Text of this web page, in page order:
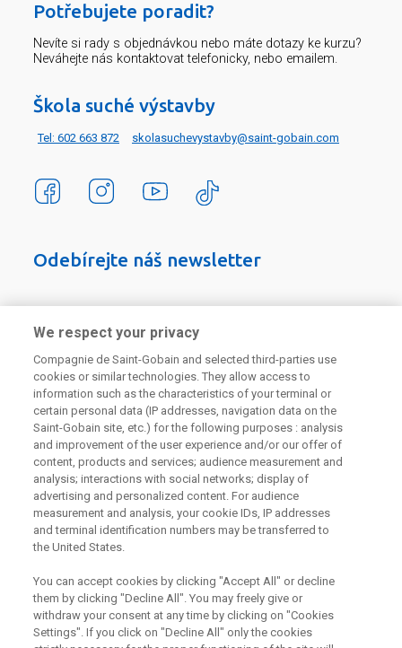
Potřebujete poradit?
Nevíte si rady s objednávkou nebo máte dotazy ke kurzu?
Neváhejte nás kontaktovat telefonicky, nebo emailem.
Škola suché výstavby
Tel: 602 663 872 skolasuchevystavby@saint-gobain.com
Odebírejte náš newsletter
Užitečné odkazy
Právní Podmínky
Souhlas se zpracováním osobních údajů a cookies
Souhlas se zpracováním osobních údajů k marketingovým
účelům
Spolupracujeme s
We respect your privacy
Compagnie de Saint-Gobain and selected third-parties use
cookies or similar technologies. They allow access to
information such as the characteristics of your terminal or
certain personal data (IP addresses, navigation data on the
Saint-Gobain site, etc.) for the following purposes : analysis
and improvement of the user experience and/or our offer of
content, products and services; audience measurement and
analysis; interactions with social networks; display of
advertising and personalized content. For audience
measurement and analysis, your cookie IDs, IP addresses
and terminal identification numbers may be transferred to
the United States.
You can accept cookies by clicking "Accept All" or decline
them by clicking "Decline All". You may freely give or
withdraw your consent at any time by clicking on "Cookies
Settings". If you click on "Decline All" only the cookies